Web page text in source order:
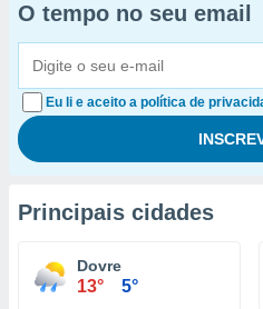
O tempo no seu email
Eu li e aceito a política de
Principais cidades
Dovre
13° 5°